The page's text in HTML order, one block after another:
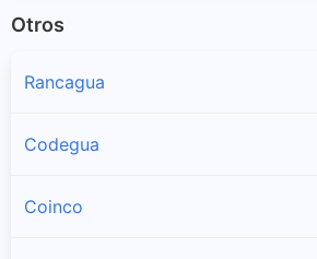
Otros
Rancagua
Codegua
Coinco